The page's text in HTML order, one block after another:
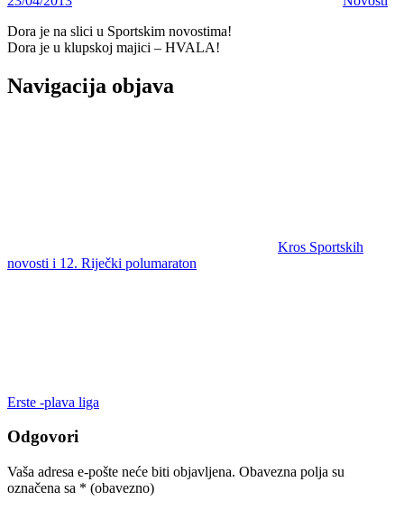
Dora je na slici u Sportskim novostima!
Dora je u klupskoj majici – HVALA!
Navigacija objava
Kros Sportskih
novosti i 12. Riječki polumaraton
Erste -plava liga
Odgovori
Vaša adresa e-pošte neće biti objavljena. Obavezna polja su
označena sa * (obavezno)